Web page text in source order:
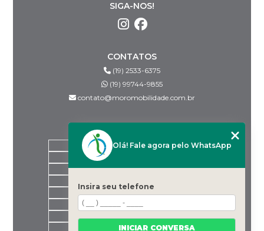
SIGA-NOS!
CONTATOS
(19) 2533-6375
(19) 99744-9855
contato@moromobilidade.com.br
HOME
PRODUTOS
CONTATO
MAPA DO SITE
Olá! Fale agora pelo WhatsApp
Insira seu telefone
INICIAR CONVERSA